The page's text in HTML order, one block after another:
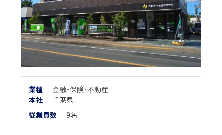
業種
金融・保険・不動産
本社
千葉県
従業員数
9名